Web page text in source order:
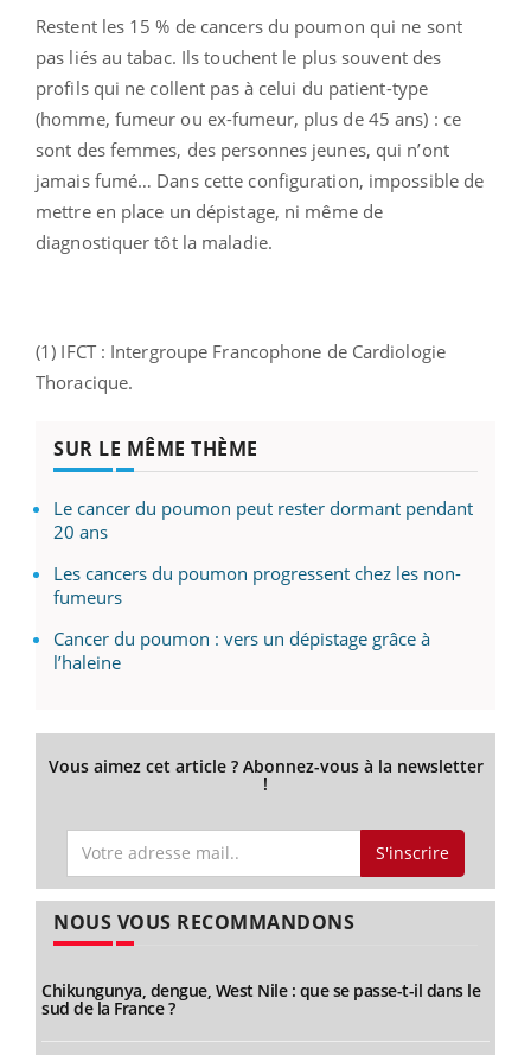
Restent les 15 % de cancers du poumon qui ne sont
pas liés au tabac. Ils touchent le plus souvent des
profils qui ne collent pas à celui du patient-type
(homme, fumeur ou ex-fumeur, plus de 45 ans) : ce
sont des femmes, des personnes jeunes, qui n’ont
jamais fumé… Dans cette configuration, impossible de
mettre en place un dépistage, ni même de
diagnostiquer tôt la maladie.
(1) IFCT : Intergroupe Francophone de Cardiologie
Thoracique.
SUR LE MÊME THÈME
Le cancer du poumon peut rester dormant pendant
20 ans
Les cancers du poumon progressent chez les non-
fumeurs
Cancer du poumon : vers un dépistage grâce à
l’haleine
Vous aimez cet article ? Abonnez-vous à la newsletter
!
S'inscrire
NOUS VOUS RECOMMANDONS
Chikungunya, dengue, West Nile : que se passe-t-il dans le
sud de la France ?